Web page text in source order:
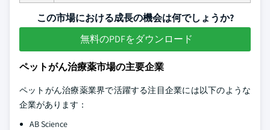
この市場における成長の機会は何でしょうか?
無料のPDFをダウンロード
ペットがん治療薬市場の主要企業
ペットがん治療薬業界で活躍する注目企業には以下のような
企業があります：
AB Science